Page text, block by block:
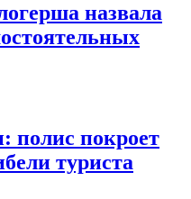
назвала
полис покроет
туриста